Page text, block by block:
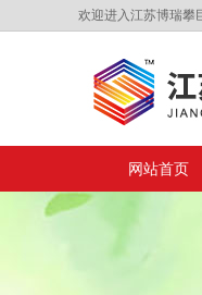
欢迎进入江苏博瑞攀
网站首页